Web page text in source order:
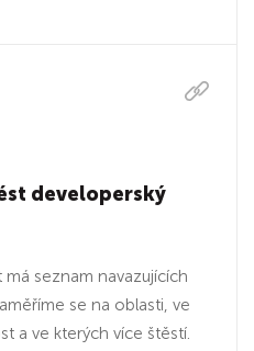
developerský
seznam navazujících
se na oblasti, ve
a ve kterých více štěstí.